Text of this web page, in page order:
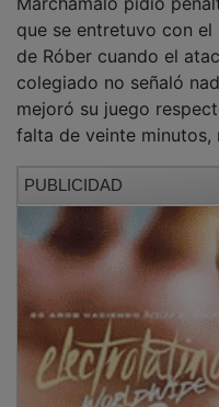
que se entretuvo con
de Róber cuando el
colegiado no señaló
mejoró su juego
falta de veinte